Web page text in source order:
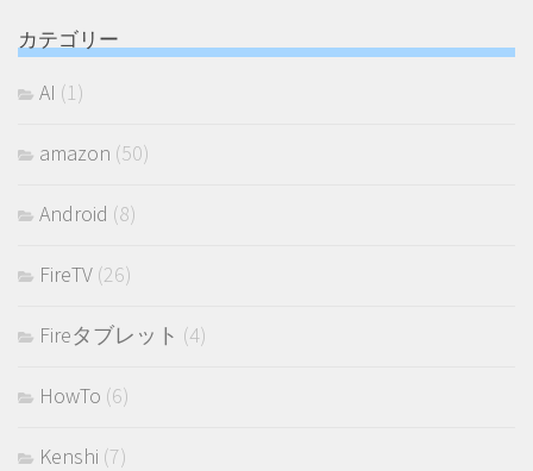
カテゴリー
AI (1)
amazon (50)
Android (8)
FireTV (26)
Fireタブレット (4)
HowTo (6)
Kenshi (7)